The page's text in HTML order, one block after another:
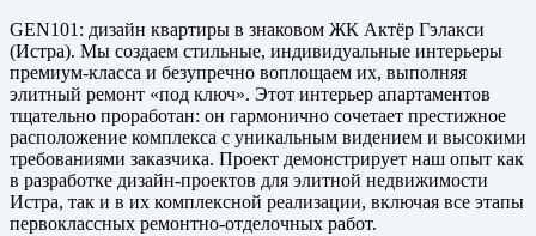
GEN101: дизайн квартиры в знаковом ЖК Актёр Гэлакси
(Истра). Мы создаем стильные, индивидуальные интерьеры
премиум-класса и безупречно воплощаем их, выполняя
элитный ремонт «под ключ». Этот интерьер апартаментов
тщательно проработан: он гармонично сочетает престижное
расположение комплекса с уникальным видением и высокими
требованиями заказчика. Проект демонстрирует наш опыт как
в разработке дизайн-проектов для элитной недвижимости
Истра, так и в их комплексной реализации, включая все этапы
первоклассных ремонтно-отделочных работ.